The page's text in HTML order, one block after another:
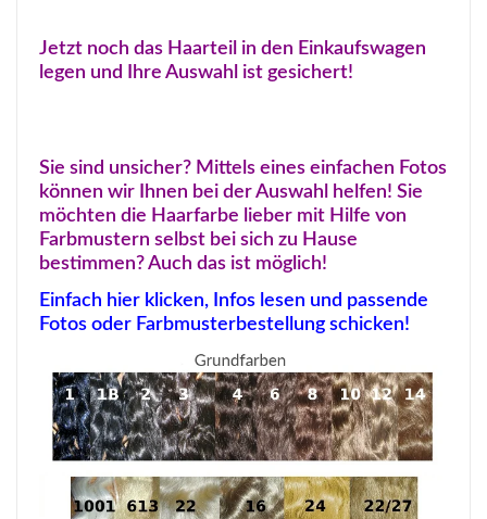
Jetzt noch das Haarteil in den Einkaufswagen
legen und Ihre Auswahl ist gesichert!
Sie sind unsicher? Mittels eines einfachen Fotos
können wir Ihnen bei der Auswahl helfen! Sie
möchten die Haarfarbe lieber mit Hilfe von
Farbmustern selbst bei sich zu Hause
bestimmen? Auch das ist möglich!
Einfach hier klicken, Infos lesen und passende
Fotos oder Farbmusterbestellung schicken!